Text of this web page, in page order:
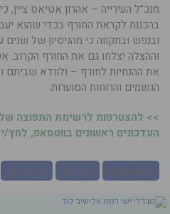
מנכ”ל העירייה – אהרון אטיאס ציין,
בהכנות לקראת החורף בכדי שהוא
ובנפש ובתקווה כי מהניסיון של שנים
וההצלה יצלחו גם את החורף הקרוב.
את ההנחיות לחורף – ולוודא שביתם
הגשמים והרוחות הסוערות.
>> להצטרפות לרשימת התפוצה
העדכונים ראשונים בווטסאפ, לחץ/